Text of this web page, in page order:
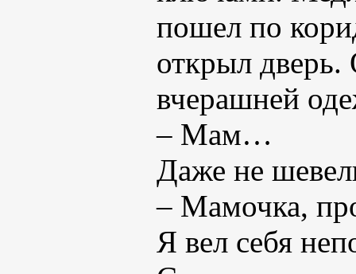
пошел по
открыл дверь.
вчерашней
– Мам…
Даже не
– Мамочка,
Я вел себя